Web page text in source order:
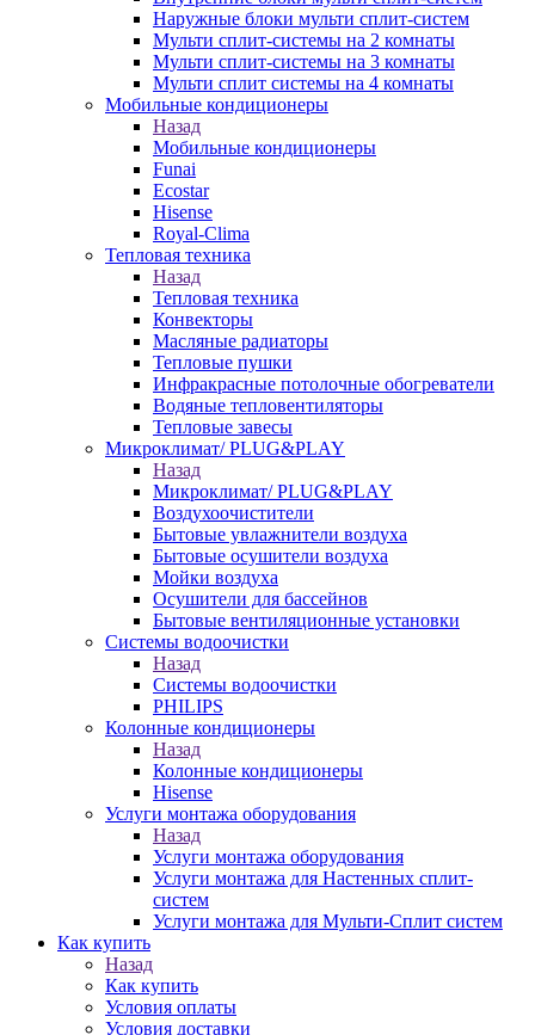
Наружные блоки мульти сплит-систем
Мульти сплит-системы на 2 комнаты
Мульти сплит-системы на 3 комнаты
Мульти сплит системы на 4 комнаты
Мобильные кондиционеры
Назад
Мобильные кондиционеры
Funai
Ecostar
Hisense
Royal-Clima
Тепловая техника
Назад
Тепловая техника
Конвекторы
Масляные радиаторы
Тепловые пушки
Инфракрасные потолочные обогреватели
Водяные тепловентиляторы
Тепловые завесы
Микроклимат/ PLUG&PLAY
Назад
Микроклимат/ PLUG&PLAY
Воздухоочистители
Бытовые увлажнители воздуха
Бытовые осушители воздуха
Мойки воздуха
Осушители для бассейнов
Бытовые вентиляционные установки
Системы водоочистки
Назад
Системы водоочистки
PHILIPS
Колонные кондиционеры
Назад
Колонные кондиционеры
Hisense
Услуги монтажа оборудования
Назад
Услуги монтажа оборудования
Услуги монтажа для Настенных сплит-
систем
Услуги монтажа для Мульти-Сплит систем
Как купить
Назад
Как купить
Условия оплаты
Условия доставки